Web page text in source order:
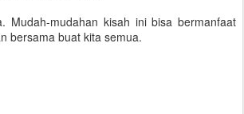
Mudah-mudahan kisah ini bisa bermanfaat
bersama buat kita semua.